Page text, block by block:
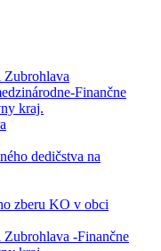
Finančne
kraj.
dedičstva na
zberu KO v obci
-Finančne